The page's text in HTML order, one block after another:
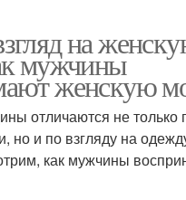
на
мужчины
женскую
отличаются не только
но и по взгляду на
как мужчины